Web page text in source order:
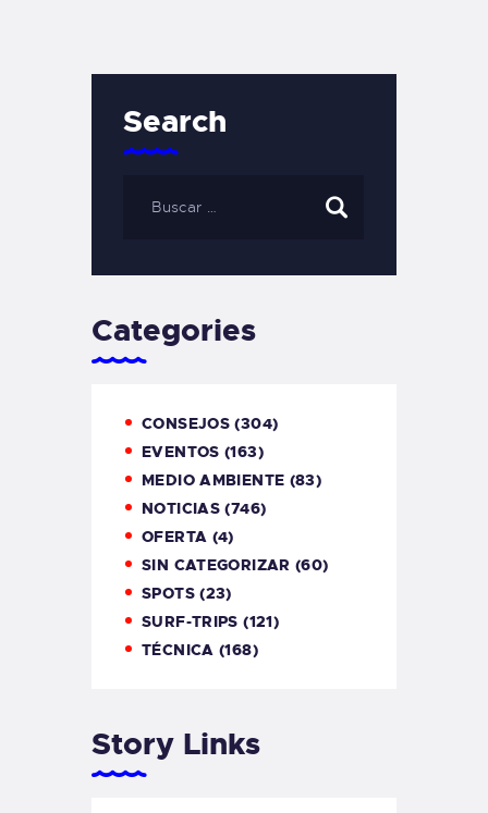
Search
Categories
CONSEJOS (304)
EVENTOS (163)
MEDIO AMBIENTE (83)
NOTICIAS (746)
OFERTA (4)
SIN CATEGORIZAR (60)
SPOTS(23)
SURF-TRIPS (121)
TÉCNICA (168)
Story Links